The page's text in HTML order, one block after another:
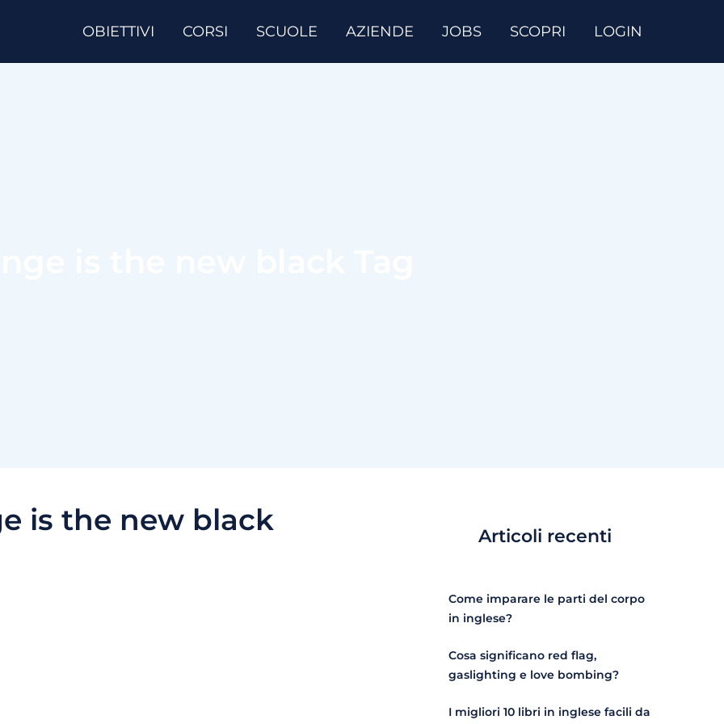
OBIETTIVI CORSI SCUOLE AZIENDE JOBS SCOPRI LOGIN
is the new black Articoli recenti
Come imparare le parti del corpo
in inglese?
Cosa significano red flag,
gaslighting e love bombing?
I migliori 10 libri in inglese facili da